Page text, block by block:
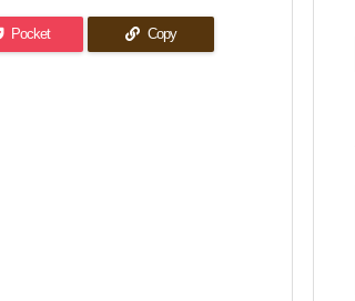
Pocket Copy